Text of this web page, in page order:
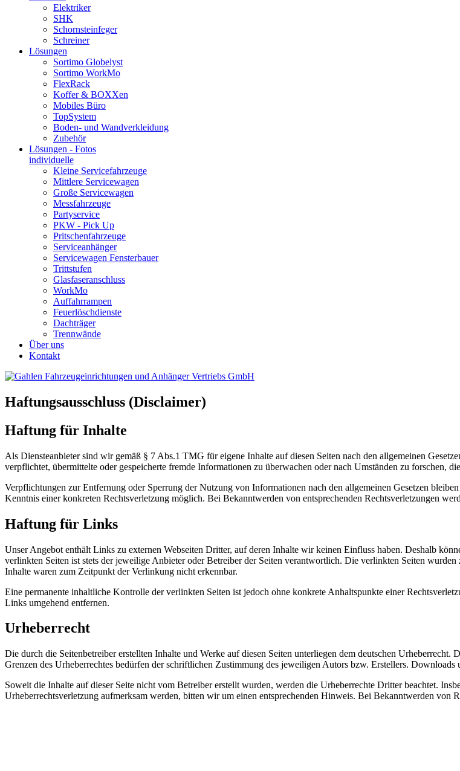
Elektriker
SHK
Schornsteinfeger
Schreiner
Lösungen
Sortimo Globelyst
Sortimo WorkMo
FlexRack
Koffer & BOXXen
Mobiles Büro
TopSystem
Boden- und Wandverkleidung
Zubehör
Lösungen - Fotos
individuelle
Kleine Servicefahrzeuge
Mittlere Servicewagen
Große Servicewagen
Messfahrzeuge
Partyservice
PKW - Pick Up
Pritschenfahrzeuge
Serviceanhänger
Servicewagen Fensterbauer
Trittstufen
Glasfaseranschluss
WorkMo
Auffahrrampen
Feuerlöschdienste
Dachträger
Trennwände
Über uns
Kontakt
Haftungsausschluss (Disclaimer)
Haftung für Inhalte
Als Diensteanbieter sind wir gemäß § 7 Abs.1 TMG für eigene Inhalte auf diesen Seiten nach den allgemeinen
verpflichtet, übermittelte oder gespeicherte fremde Informationen zu überwachen oder nach Umständen zu forschen,
Verpflichtungen zur Entfernung oder Sperrung der Nutzung von Informationen nach den allgemeinen Gesetzen
Kenntnis einer konkreten Rechtsverletzung möglich. Bei Bekanntwerden von entsprechenden Rechtsverletzungen
Haftung für Links
Unser Angebot enthält Links zu externen Webseiten Dritter, auf deren Inhalte wir keinen Einfluss haben. Deshalb
verlinkten Seiten ist stets der jeweilige Anbieter oder Betreiber der Seiten verantwortlich. Die verlinkten Seiten
Inhalte waren zum Zeitpunkt der Verlinkung nicht erkennbar.
Eine permanente inhaltliche Kontrolle der verlinkten Seiten ist jedoch ohne konkrete Anhaltspunkte einer
Links umgehend entfernen.
Urheberrecht
Die durch die Seitenbetreiber erstellten Inhalte und Werke auf diesen Seiten unterliegen dem deutschen
Grenzen des Urheberrechtes bedürfen der schriftlichen Zustimmung des jeweiligen Autors bzw. Erstellers.
Soweit die Inhalte auf dieser Seite nicht vom Betreiber erstellt wurden, werden die Urheberrechte Dritter beachtet.
Urheberrechtsverletzung aufmerksam werden, bitten wir um einen entsprechenden Hinweis. Bei Bekanntwerden von